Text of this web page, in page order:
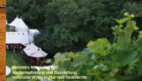
Gelebtes Mittelalter e.V.
Nachempfindung und Darstellung
mittelalterlicher Kultur und Geschichte